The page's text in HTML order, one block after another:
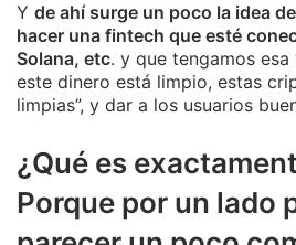
Y de ahí surge un poco la idea
hacer una fintech que esté
Solana, etc. y que tengamos
este dinero está limpio, estas
limpias”, y dar a los usuarios
¿Qué es
Porque por un lado